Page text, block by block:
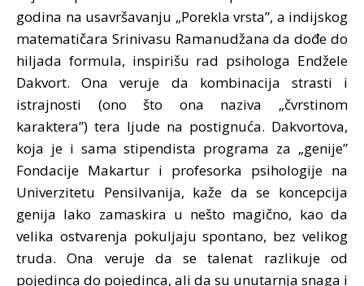
godina na usavršavanju „Porekla vrsta”, a indijskog
matematičara Srinivasu Ramanudžana da dođe do
hiljada formula, inspirišu rad psihologa Endžele
Dakvort. Ona veruje da kombinacija strasti i
istrajnosti (ono što ona naziva „čvrstinom
karaktera”) tera ljude na postignuća. Dakvortova,
koja je i sama stipendista programa za „genije”
Fondacije Makartur i profesorka psihologije na
Univerzitetu Pensilvanija, kaže da se koncepcija
genija lako zamaskira u nešto magično, kao da
velika ostvarenja pokuljaju spontano, bez velikog
truda. Ona veruje da se talenat razlikuje od
pojedinca do pojedinca, ali da su unutarnja snaga i